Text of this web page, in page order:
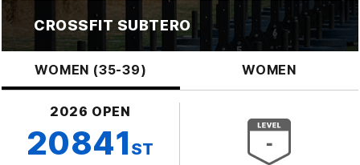
CROSSFIT SUBTERO
WOMEN (35-39) WOMEN
2026 OPEN
20841 ST